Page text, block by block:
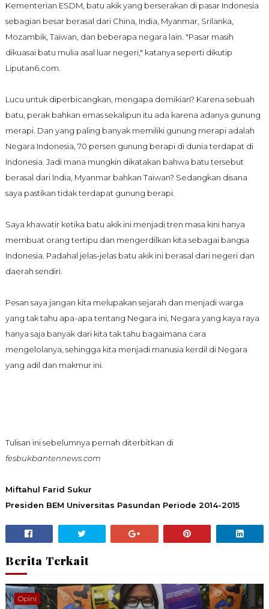
Kementerian ESDM, batu akik yang berserakan di pasar Indonesia
sebagian besar berasal dari China, India, Myanmar, Srilanka,
Mozambik, Taiwan, dan beberapa negara lain. "Pasar masih
dikuasai batu mulia asal luar negeri," katanya seperti dikutip
Liputan6.com.
Lucu untuk diperbicangkan, mengapa demikian? Karena sebuah
batu, perak bahkan emas sekalipun itu ada karena adanya gunung
merapi. Dan yang paling banyak memiliki gunung merapi adalah
Negara Indonesia, 70 persen gunung berapi di dunia terdapat di
Indonesia. Jadi mana mungkin dikatakan bahwa batu tersebut
berasal dari India, Myanmar bahkan Taiwan? Sedangkan disana
saya pastikan tidak terdapat gunung berapi.
Saya khawatir ketika batu akik ini menjadi tren masa kini hanya
membuat orang tertipu dan mengerdilkan kita sebagai bangsa
Indonesia. Padahal jelas-jelas batu akik ini berasal dari negeri dan
daerah sendiri.
Pesan saya jangan kita melupakan sejarah dan menjadi warga
yang tak tahu apa-apa tentang Negara ini, Negara yang kaya raya
hanya saja banyak dari kita tak tahu bagaimana cara
mengelolanya, sehingga kita menjadi manusia kerdil di Negara
yang adil dan makmur ini.
Tulisan inisebelumnya pernah diterbitkan di
fesbukbantennews.com
Miftahul Farid Sukur
Presiden BEM Universitas Pasundan Periode 2014-2015
Berita Terkait
Opini